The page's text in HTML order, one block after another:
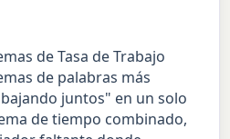
de Tasa de Trabajo
de palabras más
juntos" en un solo
de tiempo combinado,